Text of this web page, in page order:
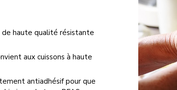
de haute qualité résistante
aux cuissons à haute
antiadhésif pour que